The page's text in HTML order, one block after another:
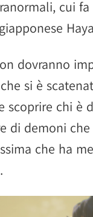
cui
dovranno
si è
scoprire chi è
di demoni
che ha